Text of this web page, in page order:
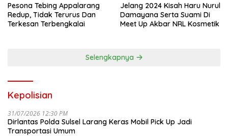
Pesona Tebing Appalarang
Redup, Tidak Terurus Dan
Terkesan Terbengkalai
Jelang 2024 Kisah Haru Nurul
Damayana Serta Suami Di
Meet Up Akbar NRL Kosmetik
Selengkapnya
Kepolisian
31/07/2026 12:30 PM
Dirlantas Polda Sulsel Larang Keras Mobil Pick Up Jadi
Transportasi Umum